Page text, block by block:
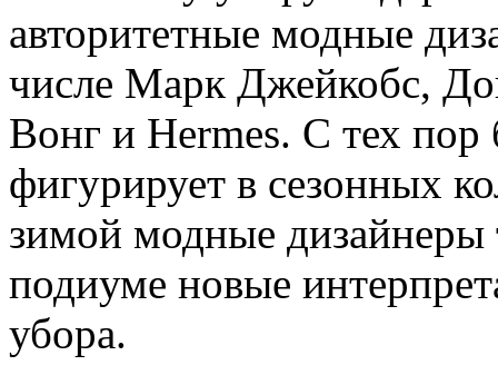
авторитетные модные
числе Марк Джейкобс,
Вонг и Hermes. С тех пор
фигурирует в сезонных
зимой модные дизайнеры
подиуме новые
убора.